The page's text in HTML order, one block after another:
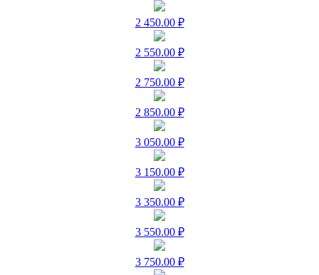
2 450.00 ₽
2 550.00 ₽
2 750.00 ₽
2 850.00 ₽
3 050.00 ₽
3 150.00 ₽
3 350.00 ₽
3 550.00 ₽
3 750.00 ₽